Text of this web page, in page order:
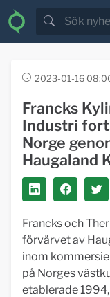
2023-01-16
Francks
Industri
Norge
Haugaland
Francks och
förvärvet av
inom
på Norges
etablerade